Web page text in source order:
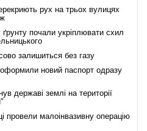
рух на трьох вулицях
почали укріплювати схил
залишиться без газу
новий паспорт одразу
державі землі на території
провели малоінвазивну операцію